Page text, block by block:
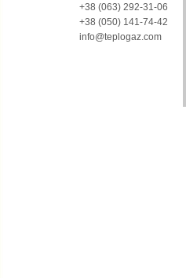
+38 (063) 292-31-06
+38 (050) 141-74-42
info@teplogaz.com